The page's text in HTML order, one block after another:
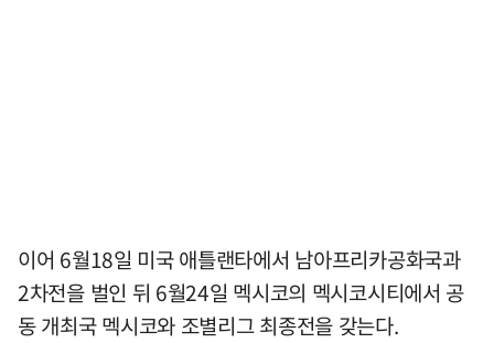
이어 6월18일 미국 애틀랜타에서 남아프리카공화국과
2차전을 벌인 뒤 6월24일 멕시코의 멕시코시티에서 공
동 개최국 멕시코와 조별리그 최종전을 갖는다.